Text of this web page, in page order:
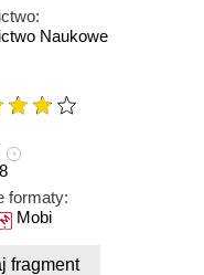
Naukowe
formaty:
fragment